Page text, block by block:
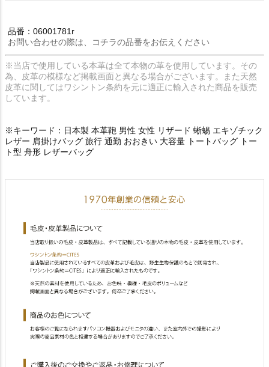
品番：06001781r
お問い合わせの際は、コチラの品番をお伝えください
※当店で使用している本革は全て本物の革を使用しています。その
為、皮革の模様など掲載画面と異なる場合がございます。また天然
皮革に関してはワシントン条約を元に適正に輸入された商品を販売
しています。
※キーワード：日本製 本革鞄 男性 女性 リザード 蜥蜴 エキゾチック
レザー 肩掛けバッグ 旅行 通勤 おおきい 大容量 トートバッグ トー
ト型 舟形 レザーバッグ